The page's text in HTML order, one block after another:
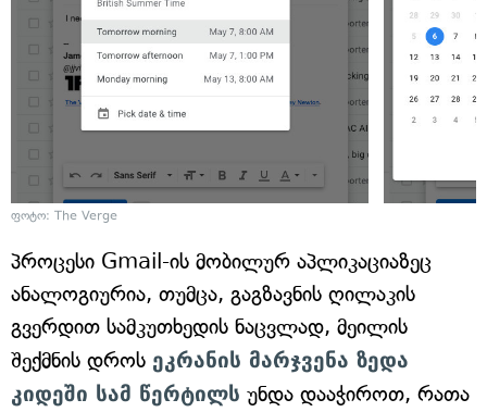
ფოტო: The Verge
პროცესი Gmail-ის მობილურ აპლიკაციაზეც
ანალოგიურია, თუმცა, გაგზავნის ღილაკის
გვერდით სამკუთხედის ნაცვლად, მეილის
შექმნის დროს ეკრანის მარჯვენა ზედა
კიდეში სამ წერტილს უნდა დააჭიროთ, რათა